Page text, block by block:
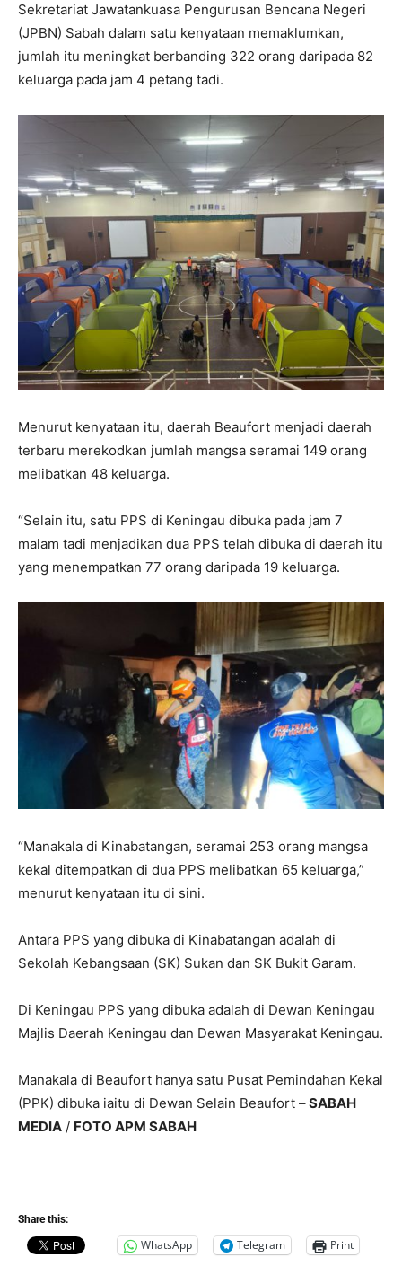
Sekretariat Jawatankuasa Pengurusan Bencana Negeri
(JPBN) Sabah dalam satu kenyataan memaklumkan,
jumlah itu meningkat berbanding 322 orang daripada 82
keluarga pada jam 4 petang tadi.
Menurut kenyataan itu, daerah Beaufort menjadi daerah
terbaru merekodkan jumlah mangsa seramai 149 orang
melibatkan 48 keluarga.
“Selain itu, satu PPS di Keningau dibuka pada jam 7
malam tadi menjadikan dua PPS telah dibuka di daerah itu
yang menempatkan 77 orang daripada 19 keluarga.
“Manakala di Kinabatangan, seramai 253 orang mangsa
kekal ditempatkan di dua PPS melibatkan 65 keluarga,”
menurut kenyataan itu di sini.
Antara PPS yang dibuka di Kinabatangan adalah di
Sekolah Kebangsaan (SK) Sukan dan SK Bukit Garam.
Di Keningau PPS yang dibuka adalah di Dewan Keningau
Majlis Daerah Keningau dan Dewan Masyarakat Keningau.
Manakala di Beaufort hanya satu Pusat Pemindahan Kekal
(PPK) dibuka iaitu di Dewan Selain Beaufort –SABAH
MEDIA / FOTO APM SABAH
Share this:
WhatsApp Telegram Print